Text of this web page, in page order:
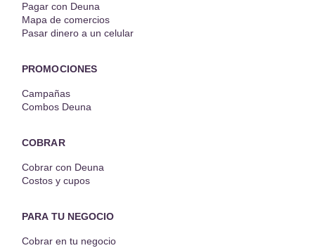
Pagar con Deuna
Mapa de comercios
Pasar dinero a un celular
PROMOCIONES
Campañas
Combos Deuna
COBRAR
Cobrar con Deuna
Costos y cupos
PARA TU NEGOCIO
Cobrar en tu negocio